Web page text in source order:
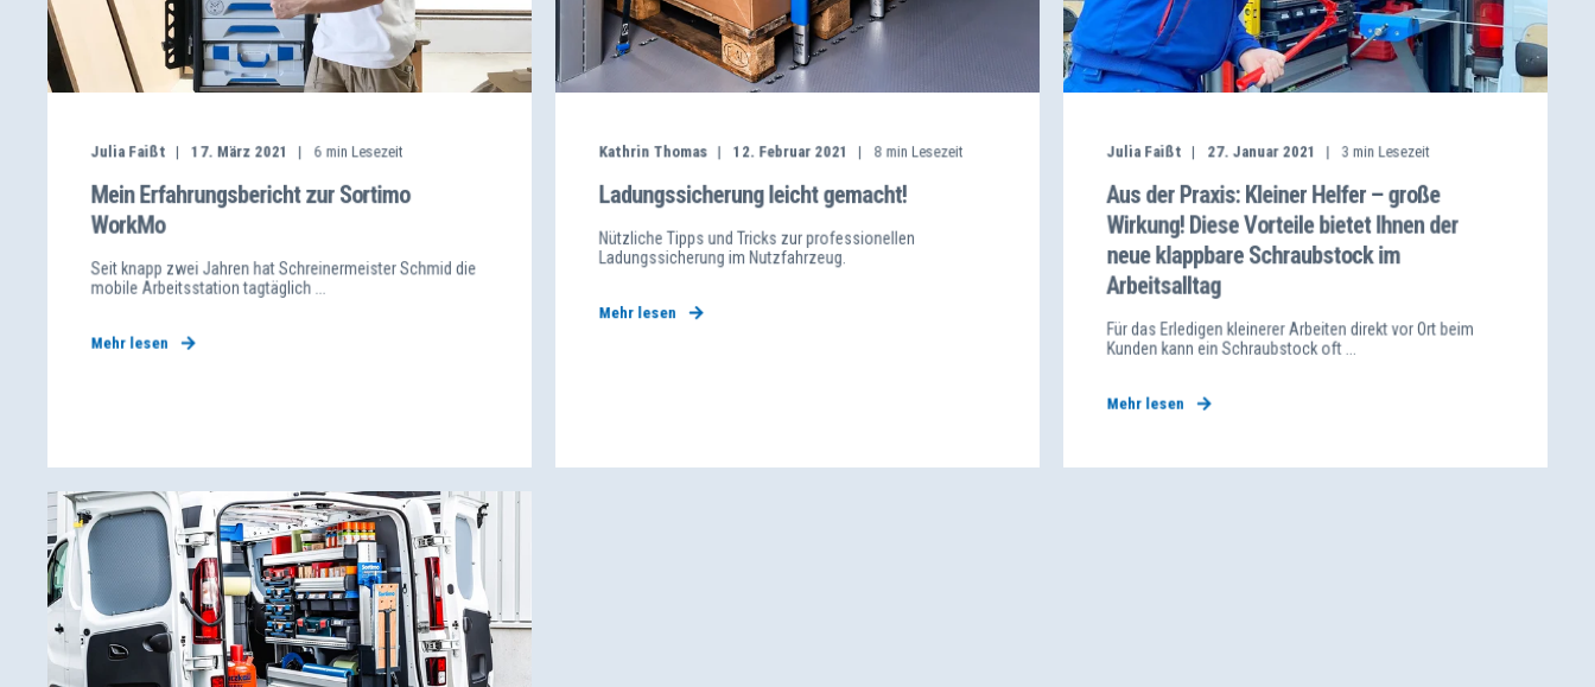
Julia Faißt 17. März 2021 6 min Lesezeit
Mein Erfahrungsbericht zur Sortimo
WorkMo
Seit knapp zwei Jahren hat Schreinermeister Schmid die
mobile Arbeitsstation tagtäglich ...
Mehr lesen
Kathrin Thomas 12. Februar 2021 8 min Lesezeit
Ladungssicherung leicht gemacht!
Nützliche Tipps und Tricks zur professionellen
Ladungssicherung im Nutzfahrzeug.
Mehr lesen
Julia Faißt 27. Januar 2021 3 min Lesezeit
Aus der Praxis: Kleiner Helfer – große
Wirkung! Diese Vorteile bietet Ihnen der
neue klappbare Schraubstock im
Arbeitsalltag
Für das Erledigen kleinerer Arbeiten direkt vor Ort beim
Kunden kann ein Schraubstock oft ...
Mehr lesen